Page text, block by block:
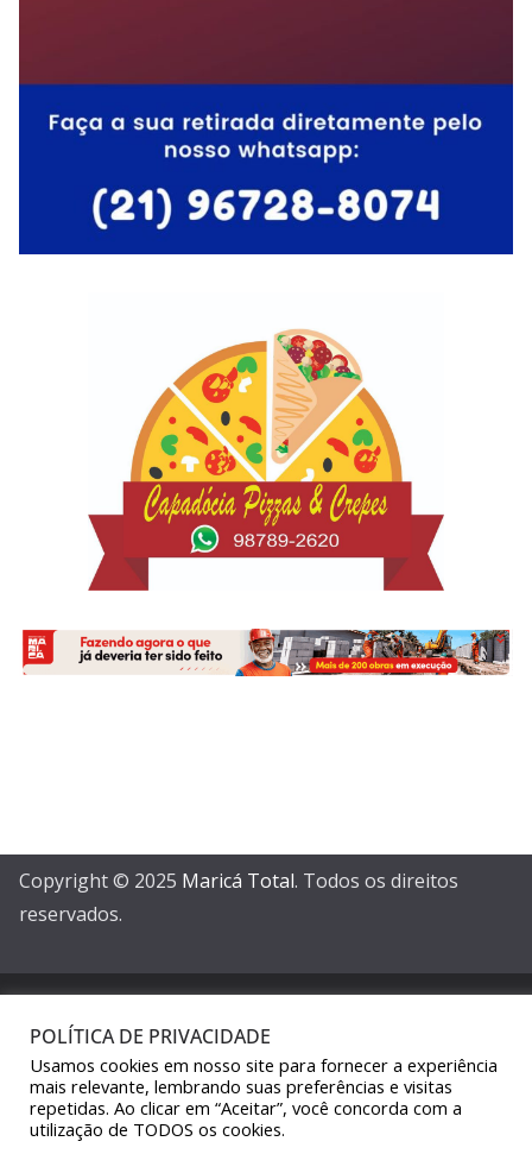
Copyright © 2025 Maricá Total. Todos os direitos
reservados.
POLÍTICA DE PRIVACIDADE
Usamos cookies em nosso site para fornecer a experiência
mais relevante, lembrando suas preferências e visitas
repetidas. Ao clicar em “Aceitar”, você concorda com a
utilização de TODOS os cookies.
Sair da versão mobile